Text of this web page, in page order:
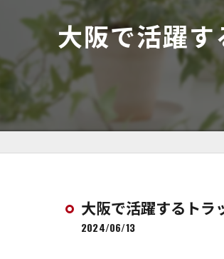
大阪で活躍
大阪で活躍するトラ
2024/06/13